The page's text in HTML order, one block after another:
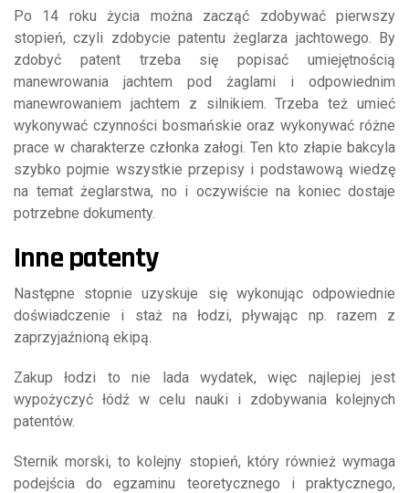
Po 14 roku życia można zacząć zdobywać pierwszy
stopień, czyli zdobycie patentu żeglarza jachtowego. By
zdobyć patent trzeba się popisać umiejętnością
manewrowania jachtem pod żaglami i odpowiednim
manewrowaniem jachtem z silnikiem. Trzeba też umieć
wykonywać czynności bosmańskie oraz wykonywać różne
prace w charakterze członka załogi. Ten kto złapie bakcyla
szybko pojmie wszystkie przepisy i podstawową wiedzę
na temat żeglarstwa, no i oczywiście na koniec dostaje
potrzebne dokumenty.
Inne patenty
Następne stopnie uzyskuje się wykonując odpowiednie
doświadczenie i staż na łodzi, pływając np. razem z
zaprzyjaźnioną ekipą.
Zakup łodzi to nie lada wydatek, więc najlepiej jest
wypożyczyć łódź w celu nauki i zdobywania kolejnych
patentów.
Sternik morski, to kolejny stopień, który również wymaga
podejścia do egzaminu teoretycznego i praktycznego,